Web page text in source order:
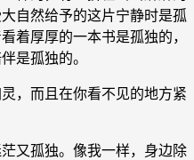
自然给予的这片宁静时是孤
着厚厚的一本书是孤独的，
是孤独的。
而且在你看不见的地方紧
孤独。像我一样，身边除